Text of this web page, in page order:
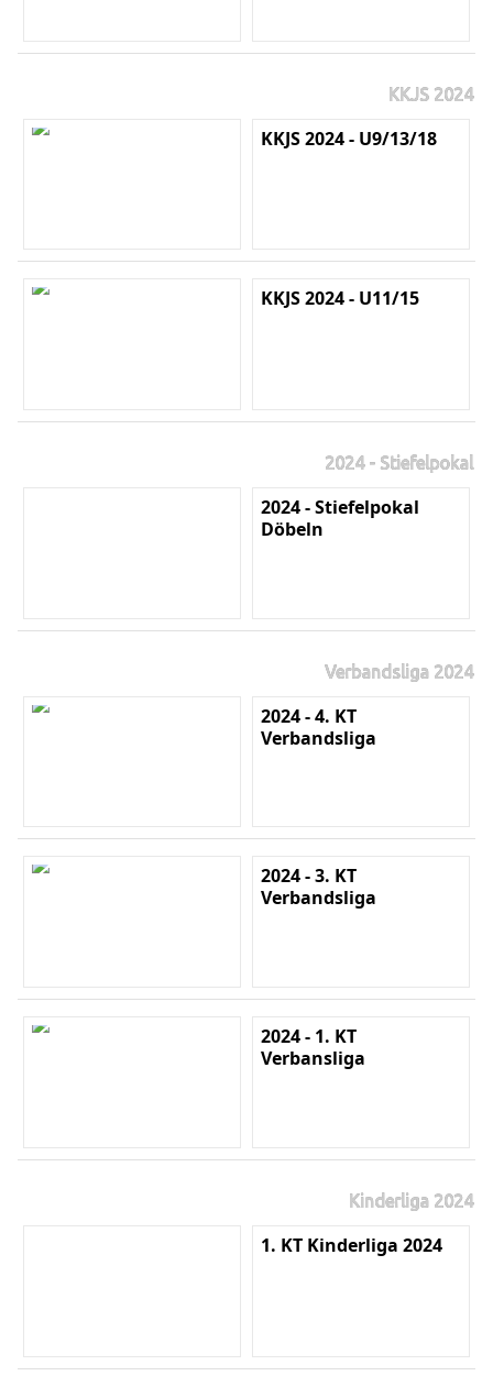
KKJS 2024
KKJS 2024 - U9/13/18
KKJS 2024 - U11/15
2024 - Stiefelpokal
2024 - Stiefelpokal
Döbeln
Verbandsliga 2024
2024 - 4. KT
Verbandsliga
2024 - 3. KT
Verbandsliga
2024 - 1. KT
Verbansliga
Kinderliga 2024
1. KT Kinderliga 2024